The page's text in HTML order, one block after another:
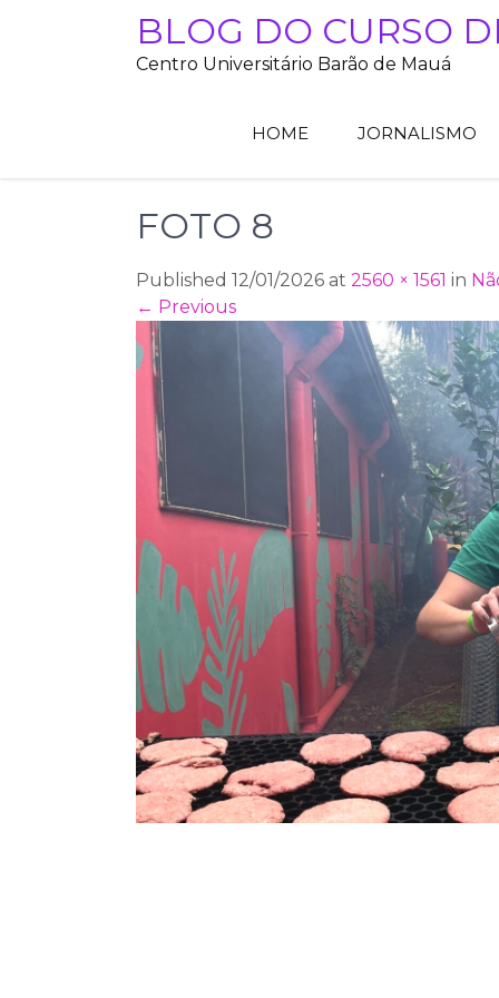
BLOG DO CURSO
Centro Universitário Barão de Mauá
HOME JORNALISMO
FOTO 8
Published 12/01/2026 at 2560 × 1561 in
← Previous